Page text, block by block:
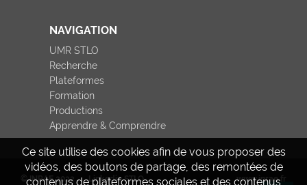
Ce site utilise des cookies afin de vous proposer des
vidéos, des boutons de partage, des remontées de
contenus de plateformes sociales et des contenus
NAVIGATION
UMR STLO
Recherche
Plateformes
Formation
Productions
Apprendre & Comprendre
© INRAE 2022 Linkedin STLO www.inrae.fr